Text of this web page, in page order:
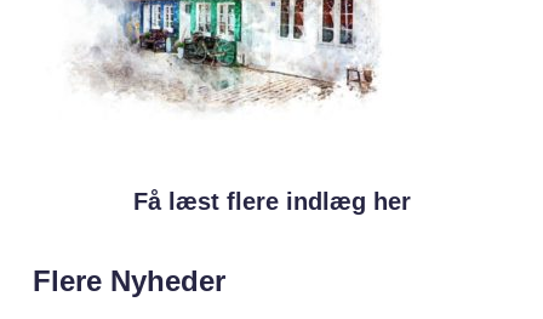
Få læst flere indlæg her
Flere Nyheder